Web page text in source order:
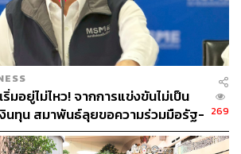
Retailer Competitiveness สร้างความ
ามสามารถในการแข่งขันให้กับผู้
าปลีกไทย เริ่มตั้งแต่สนับสนุนช่องทาง
นค้าของกลุ่ม SMEs โดยเฉพาะ
ย (Micro SMEs) ที่มีรายได้ไม่เกิน 1.8
ละสินค้าท้องถิ่น เพื่อสร้างช่องทางการ
าสในการจำหน่ายสินค้าทั้งในและต่าง
ริ่มอยู่ไม่ไหว! จากการแข่งขันไม่เป็น
นทุน สมาพันธ์ลุยขอความร่วมมือรัฐ- 269